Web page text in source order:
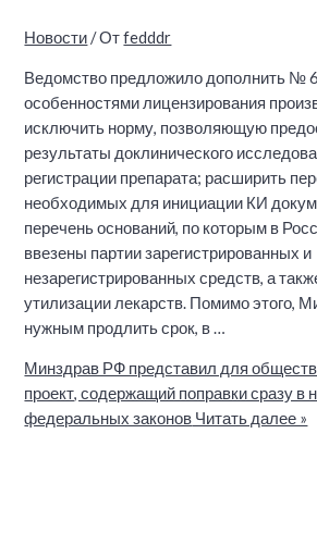
Новости/ Отfedddr
Ведомство предложило дополнить №
особенностями лицензирования
исключить норму, позволяющую
результаты доклинического
регистрации препарата; расширить
необходимых для инициации КИ
перечень оснований, по которым в
ввезены партии зарегистрированных и
незарегистрированных средств, а
утилизации лекарств. Помимо этого,
нужным продлить срок, в …
Минздрав РФ представил для
проект, содержащий поправки сразу в
федеральных законов Читать далее »